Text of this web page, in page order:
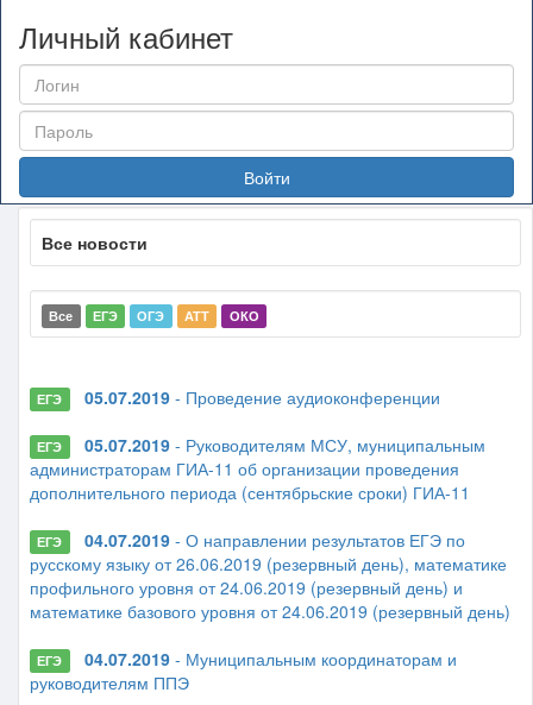
Личный кабинет
Войти
Все новости
Все ЕГЭ ОГЭ АТТ ОКО
ЕГЭ 05.07.2019- Проведение аудиоконференции
ЕГЭ 05.07.2019- Руководителям МСУ, муниципальным
администраторам ГИА-11 об организации проведения
дополнительного периода (сентябрьские сроки) ГИА-11
ЕГЭ 04.07.2019- О направлении результатов ЕГЭ по
русскому языку от 26.06.2019 (резервный день), математике
профильного уровня от 24.06.2019 (резервный день) и
математике базового уровня от 24.06.2019 (резервный день)
ЕГЭ 04.07.2019- Муниципальным координаторам и
руководителям ППЭ